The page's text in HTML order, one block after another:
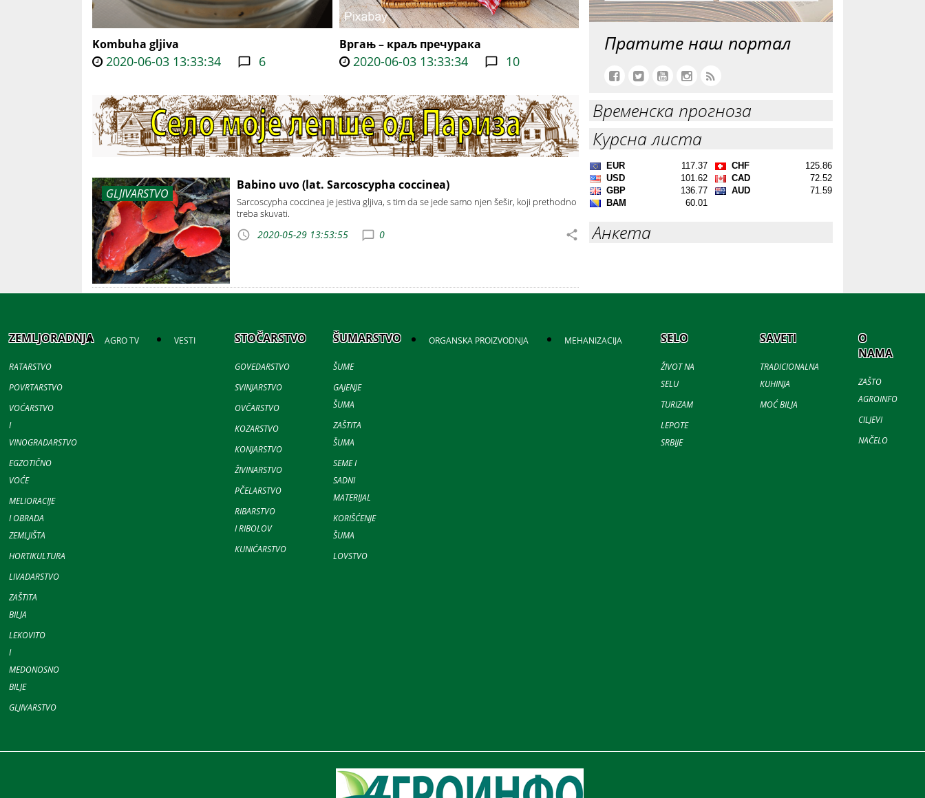
Kombuha gljiva
2020-06-03 13:33:34 6
Вргањ – краљ пречурака
2020-06-03 13:33:34 10
GLJIVARSTVO
Babino uvo (lat. Sarcoscypha coccinea)
Sarcoscypha coccinea je jestiva gljiva, s tim da se jede samo njen šešir, koji prethodno
treba skuvati.
2020-05-29 13:53:55 0
Пратите наш портал
Временска прогноза
Курсна листа
Анкета
ZEMLJORADNJA
RATARSTVO
POVRTARSTVO
VOĆARSTVO
I
VINOGRADARSTVO
EGZOTIČNO
VOĆE
MELIORACIJE
I OBRADA
ZEMLJIŠTA
HORTIKULTURA
LIVADARSTVO
ZAŠTITA
BILJA
LEKOVITO
I
MEDONOSNO
BILJE
GLJIVARSTVO
AGRO TV VESTI STOČARSTVO
GOVEDARSTVO
SVINJARSTVO
OVČARSTVO
KOZARSTVO
KONJARSTVO
ŽIVINARSTVO
PČELARSTVO
RIBARSTVO
I RIBOLOV
KUNIĆARSTVO
ŠUMARSTVO
ŠUME
GAJENJE
ŠUMA
ZAŠTITA
ŠUMA
SEME I
SADNI
MATERIJAL
KORIŠĆENJE
ŠUMA
LOVSTVO
ORGANSKA PROIZVODNJA MEHANIZACIJA SELO
ŽIVOT NA
SELU
TURIZAM
LEPOTE
SRBIJE
SAVETI
TRADICIONALNA
KUHINJA
MOĆ BILJA
O
NAMA
ZAŠTO
AGROINFO
CILJEVI
NAČELO